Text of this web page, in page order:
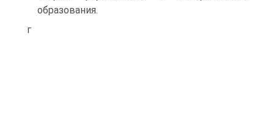
образования.
г